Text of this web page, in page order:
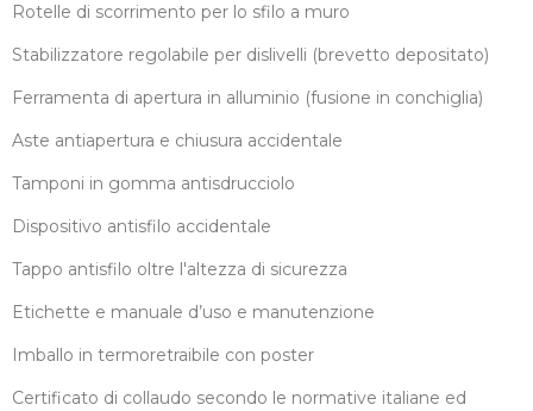
Rotelle di scorrimento per lo sfilo a muro
Stabilizzatore regolabile per dislivelli (brevetto depositato)
Ferramenta di apertura in alluminio (fusione in conchiglia)
Aste antiapertura e chiusura accidentale
Tamponi in gomma antisdrucciolo
Dispositivo antisfilo accidentale
Tappo antisfilo oltre l'altezza di sicurezza
Etichette e manuale d’uso e manutenzione
Imballo in termoretraibile con poster
Certificato di collaudo secondo le normative italiane ed